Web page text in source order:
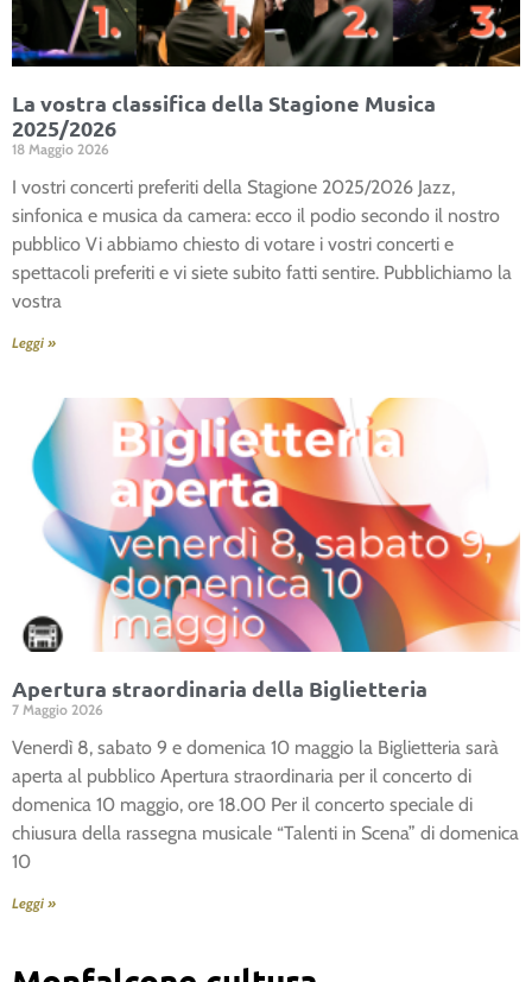
La vostra classifica della Stagione Musica
2025/2026
18 Maggio 2026
I vostri concerti preferiti della Stagione 2025/2026 Jazz,
sinfonica e musica da camera: ecco il podio secondo il nostro
pubblico Vi abbiamo chiesto di votare i vostri concerti e
spettacoli preferiti e vi siete subito fatti sentire. Pubblichiamo la
vostra
Leggi »
Apertura straordinaria della Biglietteria
7 Maggio 2026
Venerdì 8, sabato 9 e domenica 10 maggio la Biglietteria sarà
aperta al pubblico Apertura straordinaria per il concerto di
domenica 10 maggio, ore 18.00 Per il concerto speciale di
chiusura della rassegna musicale “Talenti in Scena” di domenica
10
Leggi »